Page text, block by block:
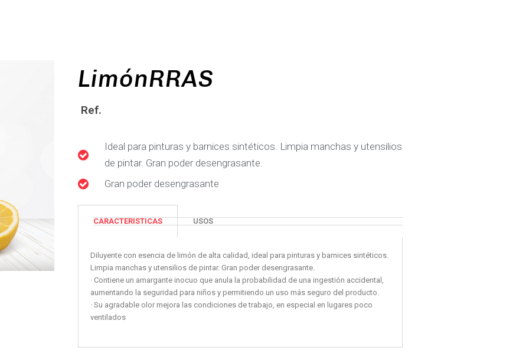
LimónRRAS
Ref.
Ideal para pinturas y barnices sintéticos. Limpia manchas y utensilios
de pintar. Gran poder desengrasante.
Gran poder desengrasante
CARACTERÍSTICAS USOS
Diluyente con esencia de limón de alta calidad, ideal para pinturas y barnices sintéticos.
Limpia manchas y utensilios de pintar. Gran poder desengrasante.
· Contiene un amargante inocuo que anula la probabilidad de una ingestión accidental,
aumentando la seguridad para niños y permitiendo un uso más seguro del producto.
· Su agradable olor mejora las condiciones de trabajo, en especial en lugares poco
ventilados